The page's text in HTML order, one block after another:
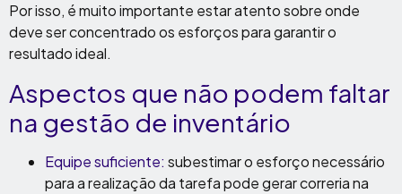
Por isso, é muito importante estar atento sobre onde
deve ser concentrado os esforços para garantir o
resultado ideal.
Aspectos que não podem faltar
na gestão de inventário
Equipe suficiente: subestimar o esforço necessário
para a realização da tarefa pode gerar correria na